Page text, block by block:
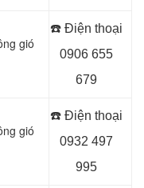
gió
☎️ Điện thoại
0906 655
679
gió
☎️ Điện thoại
0932 497
995